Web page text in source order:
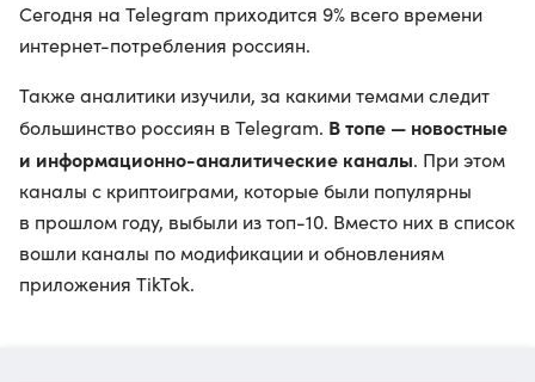
Сегодня на Telegram приходится 9% всего времени
интернет-потребления россиян.
Также аналитики изучили, за какими темами следит
большинство россиян в Telegram. В топе — новостные
и информационно-аналитические каналы. При этом
каналы с криптоиграми, которые были популярны
в прошлом году, выбыли из топ-10. Вместо них в список
вошли каналы по модификации и обновлениям
приложения TikTok.